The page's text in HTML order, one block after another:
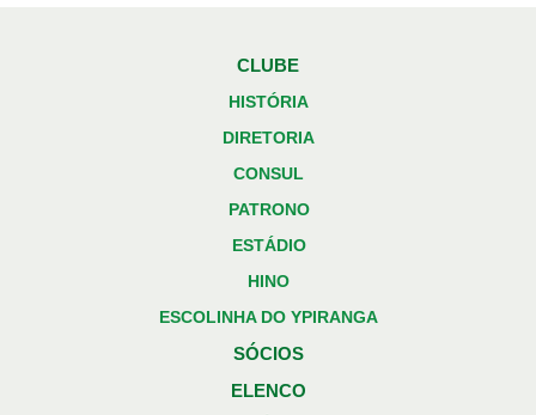
CLUBE
HISTÓRIA
DIRETORIA
CONSUL
PATRONO
ESTÁDIO
HINO
ESCOLINHA DO YPIRANGA
SÓCIOS
ELENCO